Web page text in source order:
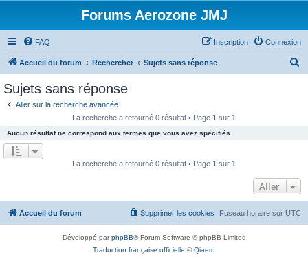
Forums Aerozone JMJ
FAQ Connexion
Inscription
Accueil du forum Rechercher Sujets sans réponse
e
Sujets sans réponse
Aller sur la recherche avancée
La recherche a retourné 0 résultat • Page 1 sur 1
Aucun résultat ne correspond aux termes que vous avez spécifiés.
La recherche a retourné 0 résultat • Page 1 sur 1
Aller
Accueil du forum Fuseau horaire sur UTC
Supprimer les cookies
Développé parphpBB® Forum Software © phpBB Limited
Traduction française officielle ©Qiaeru